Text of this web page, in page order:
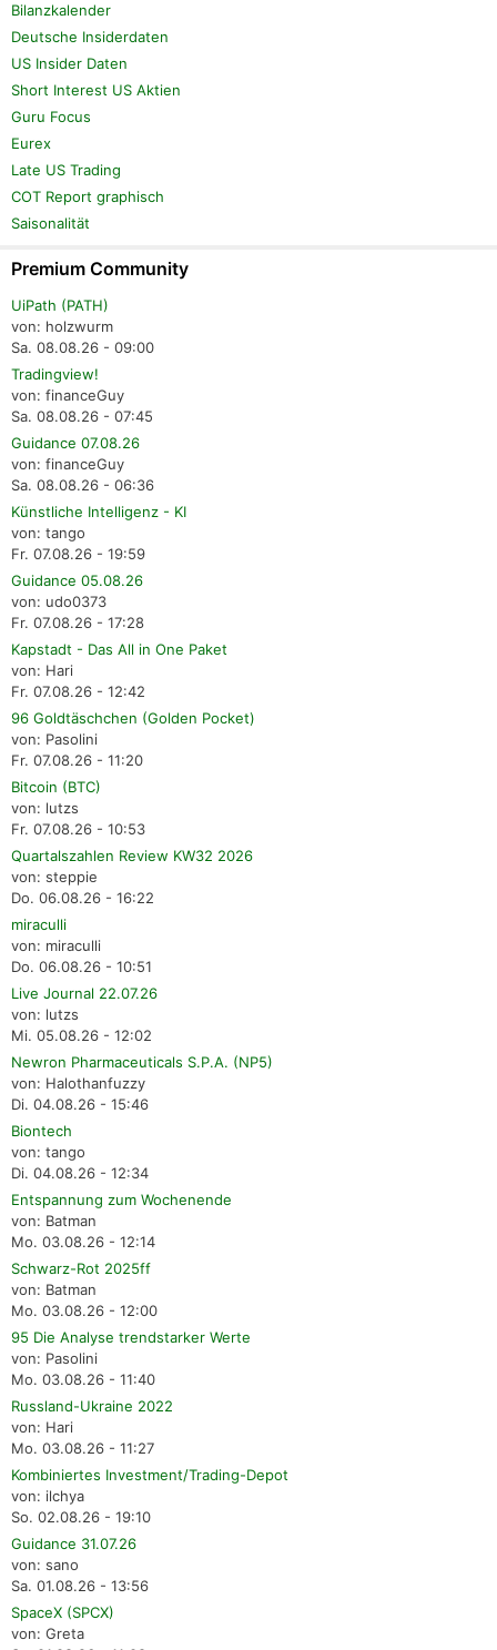
Bilanzkalender
Deutsche Insiderdaten
US Insider Daten
Short Interest US Aktien
Guru Focus
Eurex
Late US Trading
COT Report graphisch
Saisonalität
Premium Community
UiPath (PATH)
von: holzwurm
Sa. 08.08.26 - 09:00
Tradingview!
von: financeGuy
Sa. 08.08.26 - 07:45
Guidance 07.08.26
von: financeGuy
Sa. 08.08.26 - 06:36
Künstliche Intelligenz - KI
von: tango
Fr. 07.08.26 - 19:59
Guidance 05.08.26
von: udo0373
Fr. 07.08.26 - 17:28
Kapstadt - Das All in One Paket
von: Hari
Fr. 07.08.26 - 12:42
96 Goldtäschchen (Golden Pocket)
von: Pasolini
Fr. 07.08.26 - 11:20
Bitcoin (BTC)
von: lutzs
Fr. 07.08.26 - 10:53
Quartalszahlen Review KW32 2026
von: steppie
Do. 06.08.26 - 16:22
miraculli
von: miraculli
Do. 06.08.26 - 10:51
Live Journal 22.07.26
von: lutzs
Mi. 05.08.26 - 12:02
Newron Pharmaceuticals S.P.A. (NP5)
von: Halothanfuzzy
Di. 04.08.26 - 15:46
Biontech
von: tango
Di. 04.08.26 - 12:34
Entspannung zum Wochenende
von: Batman
Mo. 03.08.26 - 12:14
Schwarz-Rot 2025ff
von: Batman
Mo. 03.08.26 - 12:00
95 Die Analyse trendstarker Werte
von: Pasolini
Mo. 03.08.26 - 11:40
Russland-Ukraine 2022
von: Hari
Mo. 03.08.26 - 11:27
Kombiniertes Investment/Trading-Depot
von: ilchya
So. 02.08.26 - 19:10
Guidance 31.07.26
von: sano
Sa. 01.08.26 - 13:56
SpaceX (SPCX)
von: Greta